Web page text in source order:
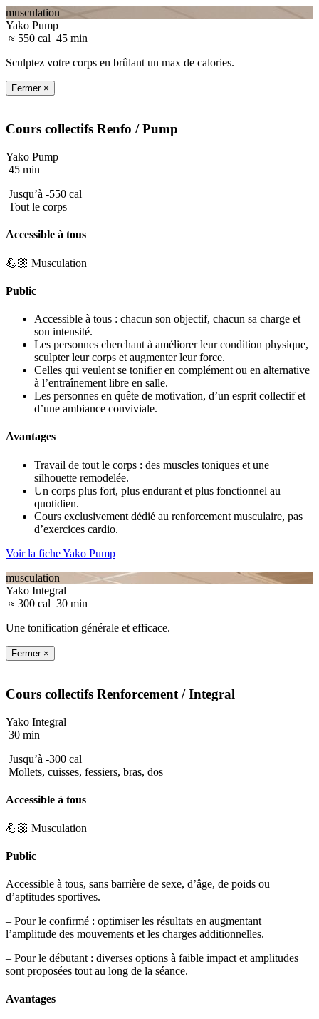
musculation
Yako Pump
≈ 550 cal 45 min
Sculptez votre corps en brûlant un max de calories.
Fermer ×
Cours collectifs Renfo / Pump
Yako Pump
45 min
Jusqu’à -550 cal
Tout le corps
Accessible à tous
💪🏼 Musculation
Public
Accessible à tous : chacun son objectif, chacun sa charge et
son intensité.
Les personnes cherchant à améliorer leur condition physique,
sculpter leur corps et augmenter leur force.
Celles qui veulent se tonifier en complément ou en alternative
à l’entraînement libre en salle.
Les personnes en quête de motivation, d’un esprit collectif et
d’une ambiance conviviale.
Avantages
Travail de tout le corps : des muscles toniques et une
silhouette remodelée.
Un corps plus fort, plus endurant et plus fonctionnel au
quotidien.
Cours exclusivement dédié au renforcement musculaire, pas
d’exercices cardio.
Voir la fiche Yako Pump
musculation
Yako Integral
≈ 300 cal 30 min
Une tonification générale et efficace.
Fermer ×
Cours collectifs Renforcement / Integral
Yako Integral
30 min
Jusqu’à -300 cal
Mollets, cuisses, fessiers, bras, dos
Accessible à tous
💪🏼 Musculation
Public
Accessible à tous, sans barrière de sexe, d’âge, de poids ou
d’aptitudes sportives.
– Pour le confirmé : optimiser les résultats en augmentant
l’amplitude des mouvements et les charges additionnelles.
– Pour le débutant : diverses options à faible impact et amplitudes
sont proposées tout au long de la séance.
Avantages